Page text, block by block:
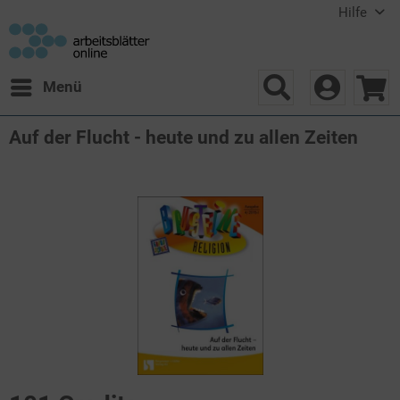
Hilfe
Menü
Auf der Flucht - heute und zu allen Zeiten